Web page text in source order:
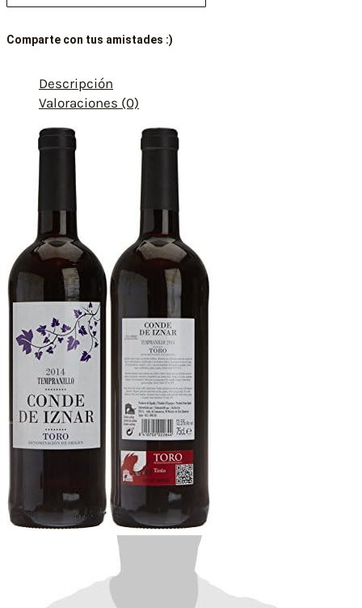
Comparte con tus amistades :)
Descripción
Valoraciones (0)